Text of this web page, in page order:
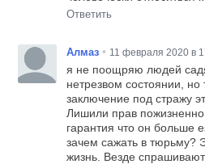
Ответить
Алмаз • 11 февраля 2020 в
я не поощряю людей
нетрезвом состоянии,
заключение под стражу
Лишили прав
гарантия что он больше
зачем сажать в тюрьму?
жизнь. Везде